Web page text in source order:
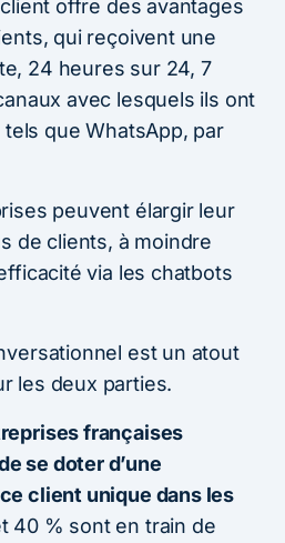
offre des avantages
qui reçoivent une
24 heures sur 24, 7
avec lesquels ils ont
tels que WhatsApp, par
peuvent élargir leur
de clients, à moindre
via les chatbots
est un atout
les deux parties.
françaises
se doter d’une
client unique dans les
40 % sont en train de